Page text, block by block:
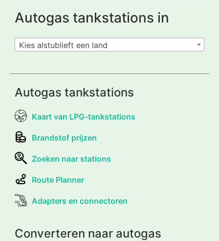
Autogas tankstations in
Kies alstublieft een land
Autogas tankstations
Kaart van LPG-tankstations
Brandstof prijzen
Zoeken naar stations
Route Planner
Adapters en connectoren
Converteren naar autogas